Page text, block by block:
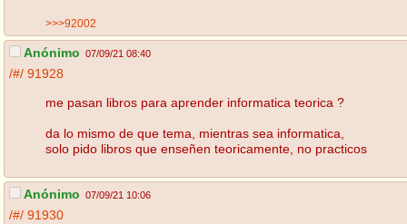
>>>92002
Anónimo 07/09/21 08:40
/#/ 91928
me pasan libros para aprender informatica teorica ?
da lo mismo de que tema, mientras sea informatica,
solo pido libros que enseñen teoricamente, no practicos
Anónimo 07/09/21 10:06
/#/ 91930